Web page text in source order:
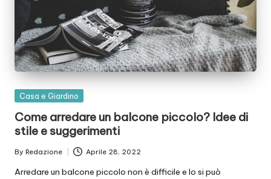
Posted
Casa e Giardino
Come arredare un balcone piccolo? Idee di
stile e suggerimenti
Posted
by
By Redazione Aprile 28, 2022
Arredare un balcone piccolo non è difficile e lo si può